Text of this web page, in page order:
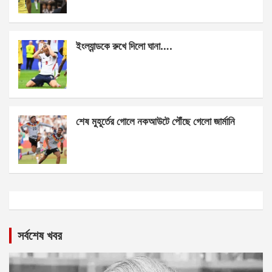
ইংল্যান্ডকে রুখে দিলো ঘানা….
শেষ মুহূর্তের গোলে নকআউটে পৌঁছে গেলো জার্মানি
সর্বশেষ খবর